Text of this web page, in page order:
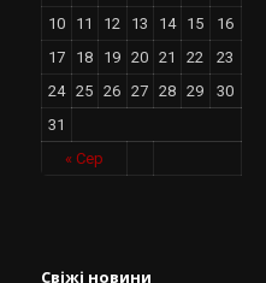
« Сер
10
11 12 13 14 15
16
17
18 19 20 21 22
23
24
25 26 27 28 29
30
31
Свіжі новини